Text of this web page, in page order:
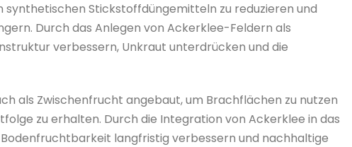
synthetischen Stickstoffdüngemitteln zu reduzieren und
Durch das Anlegen von Ackerklee-Feldern als
verbessern, Unkraut unterdrücken und die
als Zwischenfrucht angebaut, um Brachflächen zu nutzen
zu erhalten. Durch die Integration von Ackerklee in das
langfristig verbessern und nachhaltige